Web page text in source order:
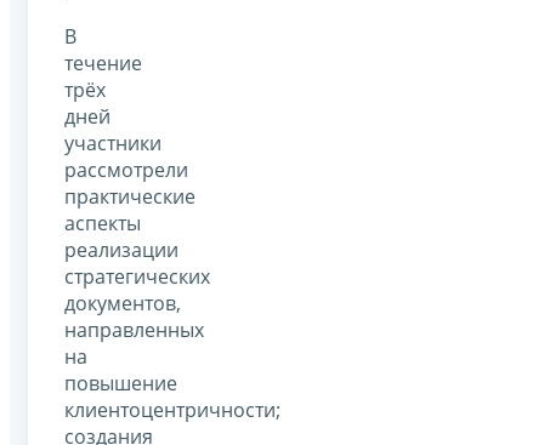
В
течение
трёх
дней
участники
рассмотрели
практические
аспекты
реализации
стратегических
документов,
направленных
на
повышение
клиентоцентричности;
создания